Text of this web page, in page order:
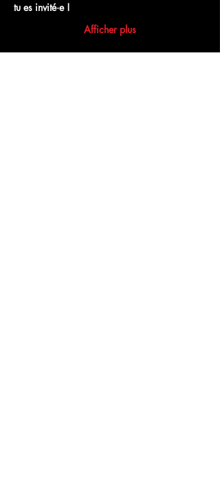
tu es invité·e !
Afficher plus